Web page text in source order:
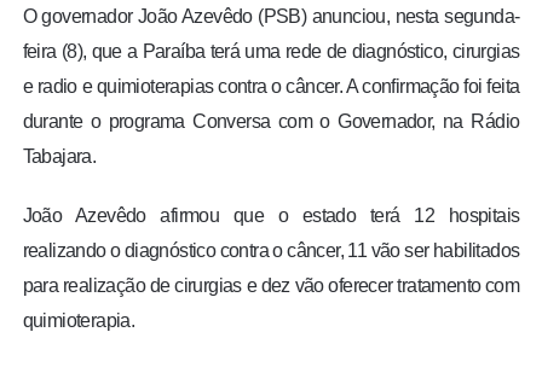
O governador João Azevêdo (PSB) anunciou, nesta segunda-
feira (8), que a Paraíba terá uma rede de diagnóstico, cirurgias
e radio e quimioterapias contra o câncer. A confirmação foi feita
durante o programa Conversa com o Governador, na Rádio
Tabajara.
João Azevêdo afirmou que o estado terá 12 hospitais
realizando o diagnóstico contra o câncer, 11 vão ser habilitados
para realização de cirurgias e dez vão oferecer tratamento com
quimioterapia.